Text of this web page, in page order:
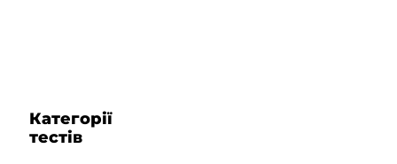
Категорії
тестів